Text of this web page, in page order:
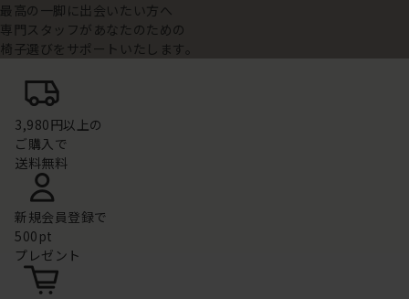
最高の一脚に出会いたい方へ
専門スタッフがあなたのための
椅子選びをサポートいたします。
3,980円以上の
ご購入で
送料無料
新規会員登録で
500pt
プレゼント